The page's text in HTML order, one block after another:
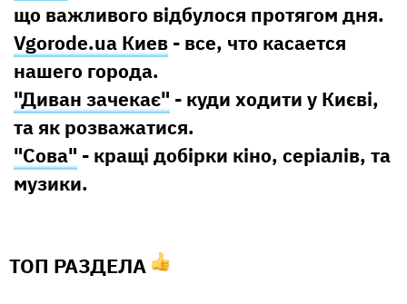
що важливого відбулося протягом дня.
Vgorode.ua Киев - все, что касается
нашего города.
"Диван зачекає" - куди ходити у Києві,
та як розважатися.
"Сова" - кращі добірки кіно, серіалів, та
музики.
ТОП РАЗДЕЛА